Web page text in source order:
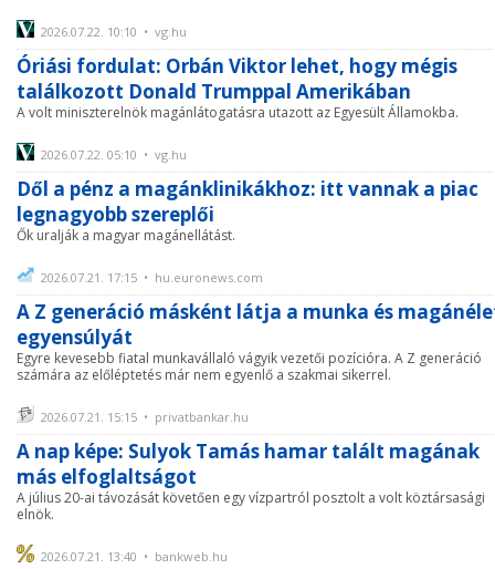
2026.07.22. 10:10 • vg.hu
Óriási fordulat: Orbán Viktor lehet, hogy mégis
találkozott Donald Trumppal Amerikában
A volt miniszterelnök magánlátogatásra utazott az Egyesült Államokba.
2026.07.22. 05:10 • vg.hu
Dől a pénz a magánklinikákhoz: itt vannak a piac
legnagyobb szereplői
Ők uralják a magyar magánellátást.
2026.07.21. 17:15 • hu.euronews.com
A Z generáció másként látja a munka és
egyensúlyát
Egyre kevesebb fiatal munkavállaló vágyik vezetői pozícióra. A Z generáció
számára az előléptetés már nem egyenlő a szakmai sikerrel.
2026.07.21. 15:15 • privatbankar.hu
A nap képe: Sulyok Tamás hamar talált magának
más elfoglaltságot
A július 20-ai távozását követően egy vízpartról posztolt a volt köztársasági
elnök.
2026.07.21. 13:40 • bankweb.hu